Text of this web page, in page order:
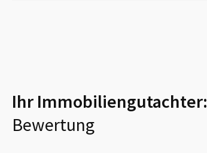
Ihr Immobiliengutachter:
Bewertung